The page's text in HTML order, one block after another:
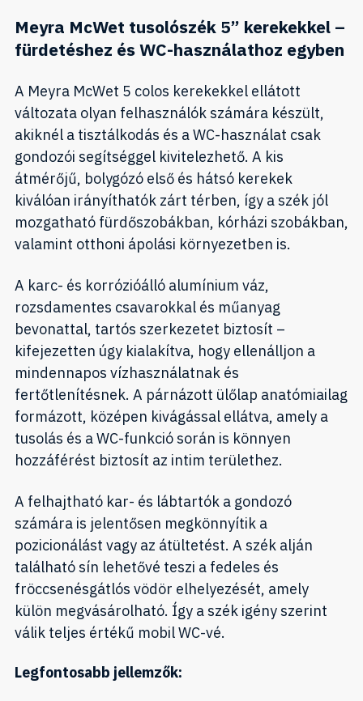
Meyra McWet tusolószék 5” kerekekkel –
fürdetéshez és WC-használathoz egyben
A Meyra McWet 5 colos kerekekkel ellátott
változata olyan felhasználók számára készült,
akiknél a tisztálkodás és a WC-használat csak
gondozói segítséggel kivitelezhető. A kis
átmérőjű, bolygózó első és hátsó kerekek
kiválóan irányíthatók zárt térben, így a szék jól
mozgatható fürdőszobákban, kórházi szobákban,
valamint otthoni ápolási környezetben is.
A karc- és korrózióálló alumínium váz,
rozsdamentes csavarokkal és műanyag
bevonattal, tartós szerkezetet biztosít –
kifejezetten úgy kialakítva, hogy ellenálljon a
mindennapos vízhasználatnak és
fertőtlenítésnek. A párnázott ülőlap anatómiailag
formázott, középen kivágással ellátva, amely a
tusolás és a WC-funkció során is könnyen
hozzáférést biztosít az intim területhez.
A felhajtható kar- és lábtartók a gondozó
számára is jelentősen megkönnyítik a
pozicionálást vagy az átültetést. A szék alján
található sín lehetővé teszi a fedeles és
fröccsenésgátlós vödör elhelyezését, amely
külön megvásárolható. Így a szék igény szerint
válik teljes értékű mobil WC-vé.
Legfontosabb jellemzők: